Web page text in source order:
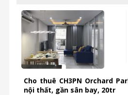
Cho thuê CH3PN Orchard
nội thất, gần sân bay, 20tr